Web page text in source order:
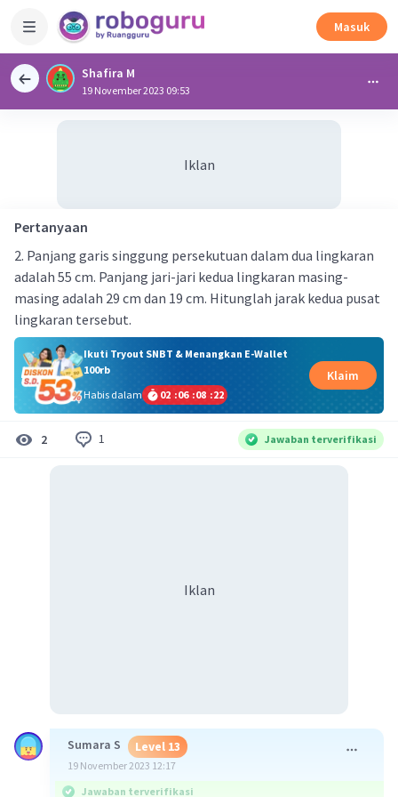
Masuk
Shafira M
19 November 2023 09:53
Iklan
Pertanyaan
2. Panjang garis singgung persekutuan dalam dua lingkaran
adalah 55 cm. Panjang jari-jari kedua lingkaran masing-
masing adalah 29 cm dan 19 cm. Hitunglah jarak kedua pusat
lingkaran tersebut.
Ikuti Tryout SNBT & Menangkan E-Wallet
100rb
Habis dalam
02 :06 :08 :22
Klaim
2 1 Jawaban terverifikasi
Iklan
Sumara S Level 13
19 November 2023 12:17
Jawaban terverifikasi